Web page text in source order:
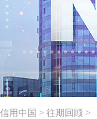
信用中国 > 往期回顾 >